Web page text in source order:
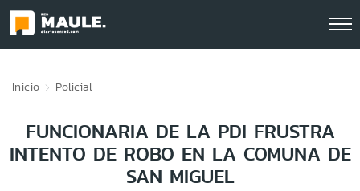
Inicio Policial
FUNCIONARIA DE LA PDI FRUSTRA
INTENTO DE ROBO EN LA COMUNA DE
SAN MIGUEL